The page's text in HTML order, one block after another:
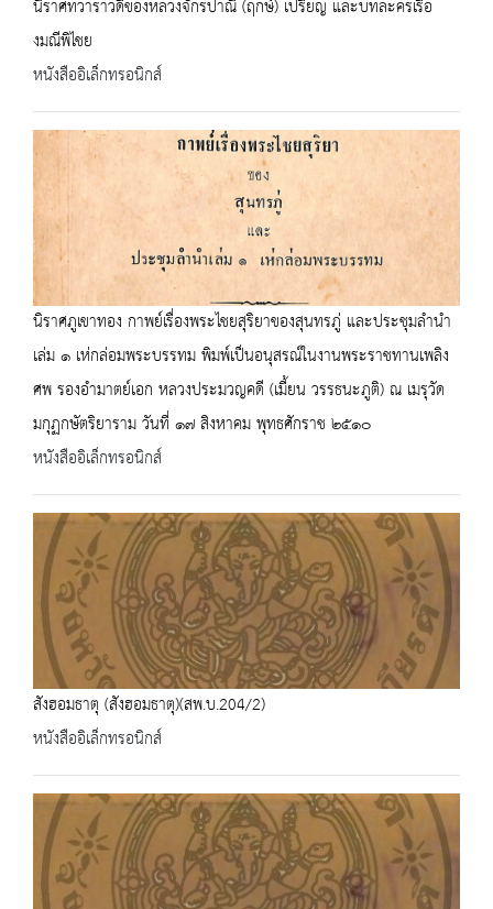
นิราศทวาราวดีของหลวงจักรปาณี (ฤกษ์) เปรียญ และบทละครเรื่อ
งมณีพิไชย
หนังสืออิเล็กทรอนิกส์
นิราศภูเขาทอง กาพย์เรื่องพระไชยสุริยาของสุนทรภู่ และประชุมลำนำ
เล่ม ๑ เห่กล่อมพระบรรทม พิมพ์เป็นอนุสรณ์ในงานพระราชทานเพลิง
ศพ รองอำมาตย์เอก หลวงประมวญคดี (เมี้ยน วรรธนะภูติ) ณ เมรุวัด
มกุฏกษัตริยาราม วันที่ ๑๗ สิงหาคม พุทธศักราช ๒๕๑๐
หนังสืออิเล็กทรอนิกส์
สังฮอมธาตุ (สังฮอมธาตุ)(สพ.บ.204/2)
หนังสืออิเล็กทรอนิกส์